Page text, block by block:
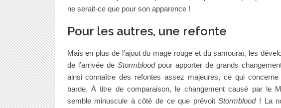
ne serait-ce que pour son apparence !
Pour les autres, une refonte
Mais en plus de l’ajout du mage rouge et du samouraï, les
de l’arrivée de Stormbloodpour apporter de grands
ainsi connaître des refontes assez majeures, ce qui
barde. À titre de comparaison, le changement causé par le
semble minuscule à côté de ce que prévoitStormblood! La